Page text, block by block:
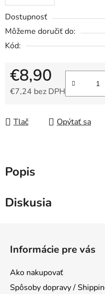
Dostupnosť
Môžeme doručiť do:
Kód:
€8,90
€7,24 bez DPH
Tlač Opýtať sa
Popis
Diskusia
Informácie pre vás
Ako nakupovať
Spôsoby dopravy /